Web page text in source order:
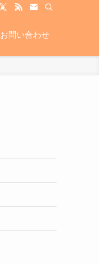
お問い合わせ